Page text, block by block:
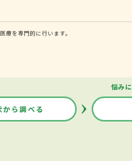
療を専門的に行います。
悩み
から調べる